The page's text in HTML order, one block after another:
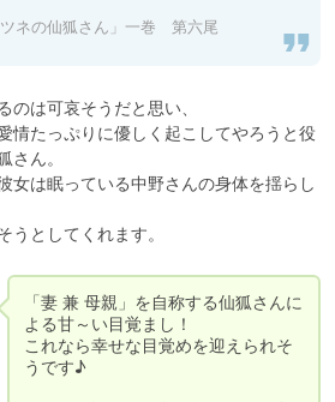
ネの仙狐さん」一巻 第六尾
のは可哀そうだと思い、
情たっぷりに優しく起こしてやろうと役
さん。
女は眠っている中野さんの身体を揺らし
うとしてくれます。
「妻 兼 母親」を自称する仙狐さんに
よる甘～い目覚まし！
これなら幸せな目覚めを迎えられそ
うです♪